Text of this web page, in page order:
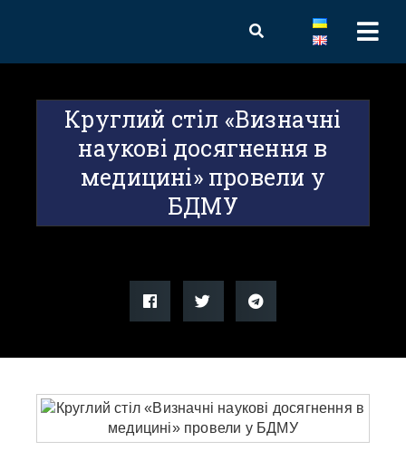
Круглий стіл «Визначні
наукові досягнення в
медицині» провели у
БДМУ